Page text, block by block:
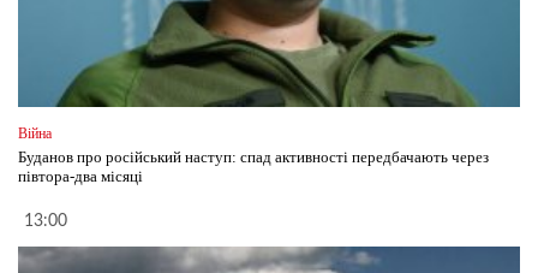
Війна
Буданов про російський наступ: спад активності передбачають через
півтора-два місяці
13:00